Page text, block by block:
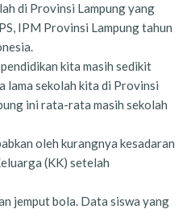
di Provinsi Lampung yang
IPM Provinsi Lampung tahun
kita masih sedikit
lama sekolah kita di Provinsi
ini rata-rata masih sekolah
oleh kurangnya kesadaran
(KK) setelah
jemput bola. Data siswa yang